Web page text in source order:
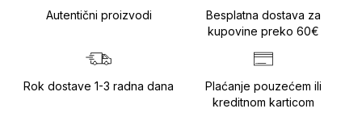
Autentični proizvodi
Besplatna dostava za
kupovine preko 60€
Rok dostave 1-3 radna dana
Plaćanje pouzećem ili
kreditnom karticom